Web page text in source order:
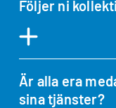
Följer ni
Är alla era
sina tjänster?